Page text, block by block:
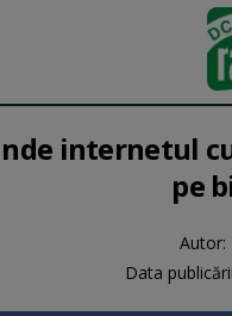
internetul
pe
Autor:
Data